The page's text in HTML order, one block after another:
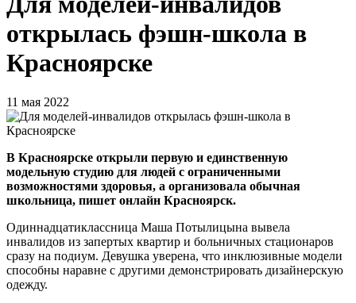
открылась фэшн-школа в
Красноярске
11 мая 2022
В Красноярске открыли первую и единственную
модельную студию для людей с ограниченными
возможностями здоровья, а организовала обычная
школьница, пишет онлайн Красноярск.
Одиннадцатиклассница Маша Потылицына вывела
инвалидов из запертых квартир и больничных стационаров
сразу на подиум. Девушка уверена, что инклюзивные модели
способны наравне с другими демонстрировать дизайнерскую
одежду.